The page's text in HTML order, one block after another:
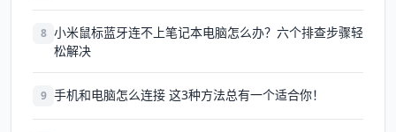
8 小米鼠标蓝牙连不上笔记本电脑怎么办？六个排查步骤轻
松解决
9 手机和电脑怎么连接 这3种方法总有一个适合你！